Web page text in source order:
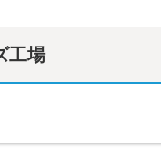
工場